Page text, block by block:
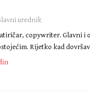
urednik
copywriter. Glavni i
Rijetko kad